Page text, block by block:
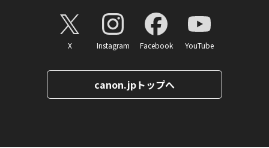
X Instagram Facebook YouTube
canon.jpトップへ